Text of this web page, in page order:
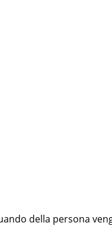
della persona